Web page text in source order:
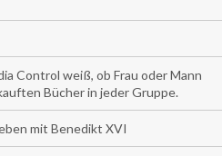
Control weiß, ob Frau oder Mann
Bücher in jeder Gruppe.
mit Benedikt XVI